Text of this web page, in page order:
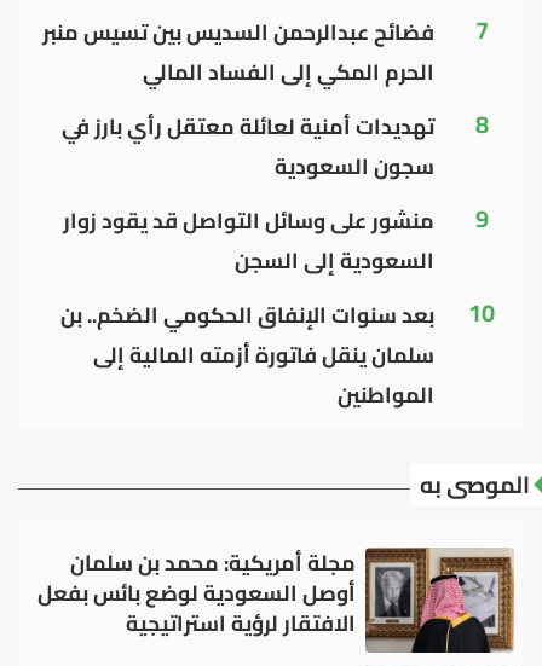
7
فضائح عبدالرحمن السديس بين تسيس منبر
الحرم المكي إلى الفساد المالي
8
تهديدات أمنية لعائلة معتقل رأي بارز في
سجون السعودية
9
منشور على وسائل التواصل قد يقود زوار
السعودية إلى السجن
10
بعد سنوات الإنفاق الحكومي الضخم.. بن
سلمان ينقل فاتورة أزمته المالية إلى
المواطنين
الموصى به
مجلة أمريكية: محمد بن سلمان
أوصل السعودية لوضع بائس بفعل
الافتقار لرؤية استراتيجية